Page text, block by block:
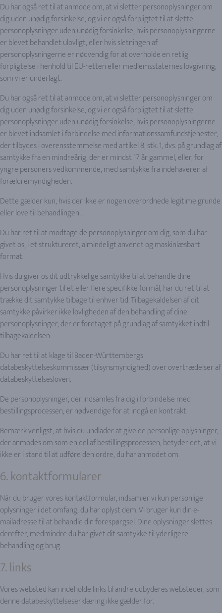
Du har også ret til at anmode om, at vi sletter personoplysninger om
dig uden unødig forsinkelse, og vi er også forpligtet til at slette
personoplysninger uden unødig forsinkelse, hvis personoplysningerne
er blevet behandlet ulovligt, eller hvis sletningen af
personoplysningerne er nødvendig for at overholde en retlig
forpligtelse i henhold til EU-retten eller medlemsstaternes lovgivning,
som vi er underlagt.
Du har også ret til at anmode om, at vi sletter personoplysninger om
dig uden unødig forsinkelse, og vi er også forpligtet til at slette
personoplysninger uden unødig forsinkelse, hvis personoplysningerne
er blevet indsamlet i forbindelse med informationssamfundstjenester,
der tilbydes i overensstemmelse med artikel 8, stk. 1, dvs. på grundlag af
samtykke fra en mindreårig, der er mindst 17 år gammel, eller, for
yngre personers vedkommende, med samtykke fra indehaveren af
forældremyndigheden.
Dette gælder kun, hvis der ikke er nogen overordnede legitime grunde
eller love til behandlingen .
Du har ret til at modtage de personoplysninger om dig, som du har
givet os, i et struktureret, almindeligt anvendt og maskinlæsbart
format.
Hvis du giver os dit udtrykkelige samtykke til at behandle dine
personoplysninger til et eller flere specifikke formål, har du ret til at
trække dit samtykke tilbage til enhver tid. Tilbagekaldelsen af dit
samtykke påvirker ikke lovligheden af den behandling af dine
personoplysninger, der er foretaget på grundlag af samtykket indtil
tilbagekaldelsen.
Du har ret til at klage til Baden-Württembergs
databeskyttelseskommissær (tilsynsmyndighed) over overtrædelser af
databeskyttelsesloven.
De personoplysninger, der indsamles fra dig i forbindelse med
bestillingsprocessen, er nødvendige for at indgå en kontrakt.
Bemærk venligst, at hvis du undlader at give de personlige oplysninger,
der anmodes om som en del af bestillingsprocessen, betyder det, at vi
ikke er i stand til at udføre den ordre, du har anmodet om.
6. kontaktformularer
Når du bruger vores kontaktformular, indsamler vi kun personlige
oplysninger i det omfang, du har oplyst dem. Vi bruger kun din e-
mailadresse til at behandle din forespørgsel. Dine oplysninger slettes
derefter, medmindre du har givet dit samtykke til yderligere
behandling og brug.
7. links
Vores websted kan indeholde links til andre udbyderes websteder, som
denne databeskyttelseserklæring ikke gælder for.